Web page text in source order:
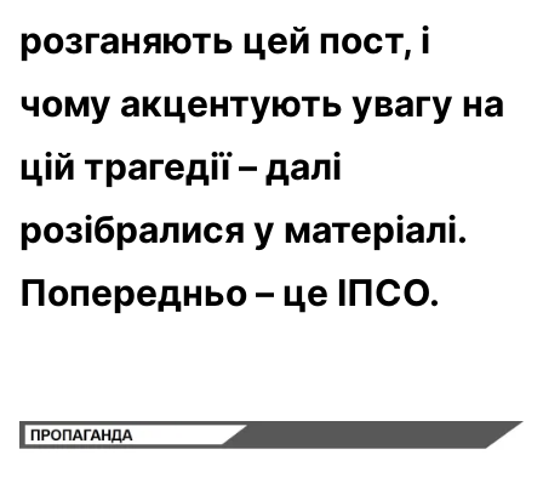
розганяють цей пост, і
чому акцентують увагу на
цій трагедії – далі
розібралися у матеріалі.
Попередньо – це ІПСО.